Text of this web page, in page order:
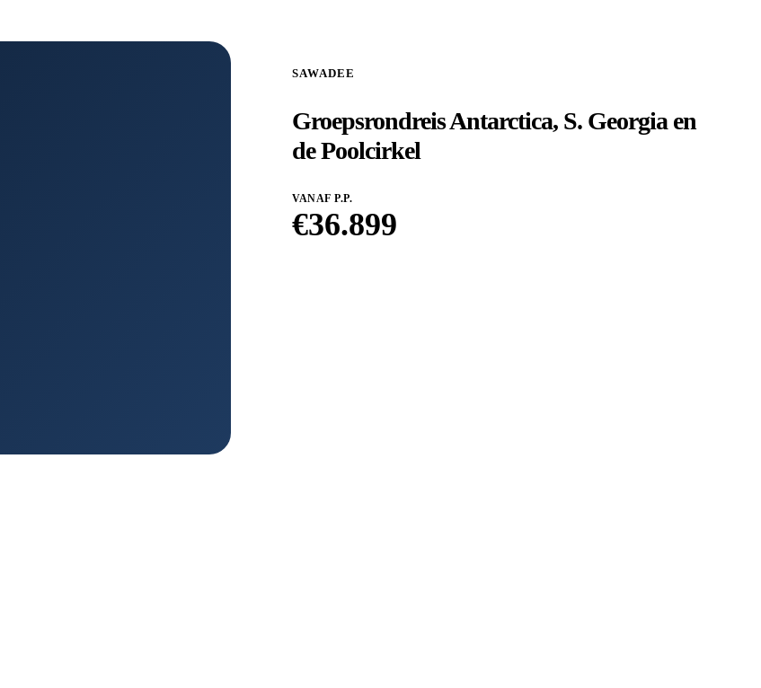
SAWADEE
Groepsrondreis Antarctica, S. Georgia en
de Poolcirkel
VANAF P.P.
€36.899